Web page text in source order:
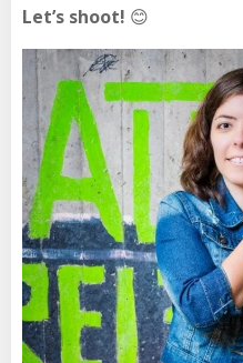
Let’s shoot! 😊